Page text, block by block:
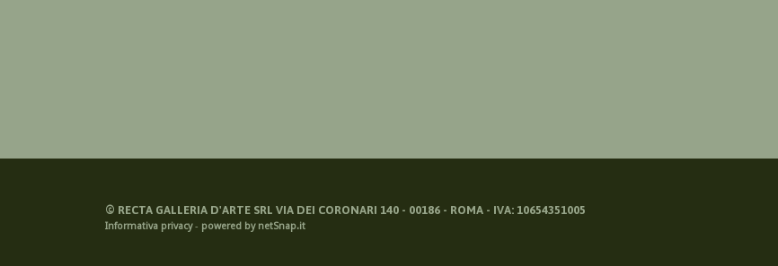
© RECTA GALLERIA D'ARTE SRL VIA DEI CORONARI 140 - 00186 - ROMA - IVA: 10654351005
Informativa privacy- powered by netSnap.it